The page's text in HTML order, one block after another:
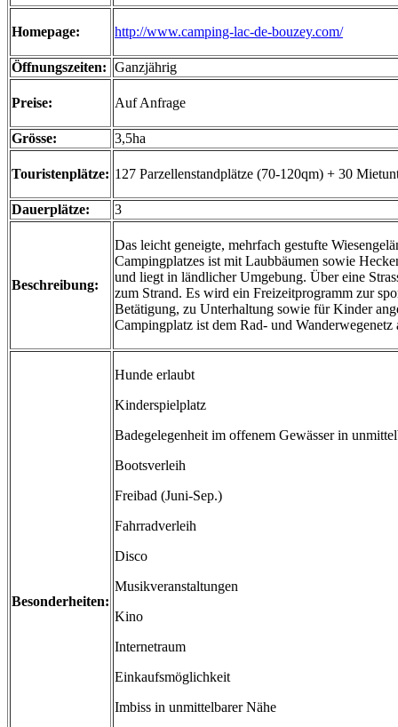
Homepage: http://www.camping-lac-de-bouzey.com/
Öffnungszeiten: Ganzjährig
Preise: Auf Anfrage
Grösse: 3,5ha
Touristenplätze: 127 Parzellenstandplätze (70-120qm) + 30
Dauerplätze: 3
Beschreibung:
Das leicht geneigte, mehrfach gestufte
Campingplatzes ist mit Laubbäumen sowie
und liegt in ländlicher Umgebung. Über eine
zum Strand. Es wird ein Freizeitprogramm zur
Betätigung, zu Unterhaltung sowie für Kinder
Campingplatz ist dem Rad- und Wanderwegenetz
Besonderheiten:
Hunde erlaubt
Kinderspielplatz
Badegelegenheit im offenem Gewässer in
Bootsverleih
Freibad (Juni-Sep.)
Fahrradverleih
Disco
Musikveranstaltungen
Kino
Internetraum
Einkaufsmöglichkeit
Imbiss in unmittelbarer Nähe